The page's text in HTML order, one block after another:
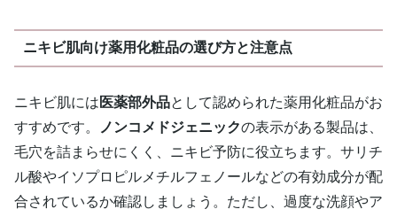
ニキビ肌向け薬用化粧品の選び方と注意点
ニキビ肌には 医薬部外品として認められた薬用化粧品がお
すすめです。
ノンコメドジェニックの表示がある製品は、
毛穴を詰まらせにくく、ニキビ予防に役立ちます。サリチ
ル酸やイソプロピルメチルフェノールなどの有効成分が配
合されているか確認しましょう。ただし、過度な洗顔やア